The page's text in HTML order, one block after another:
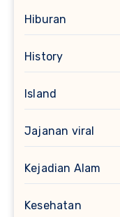
Hiburan
History
Island
Jajanan viral
Kejadian Alam
Kesehatan